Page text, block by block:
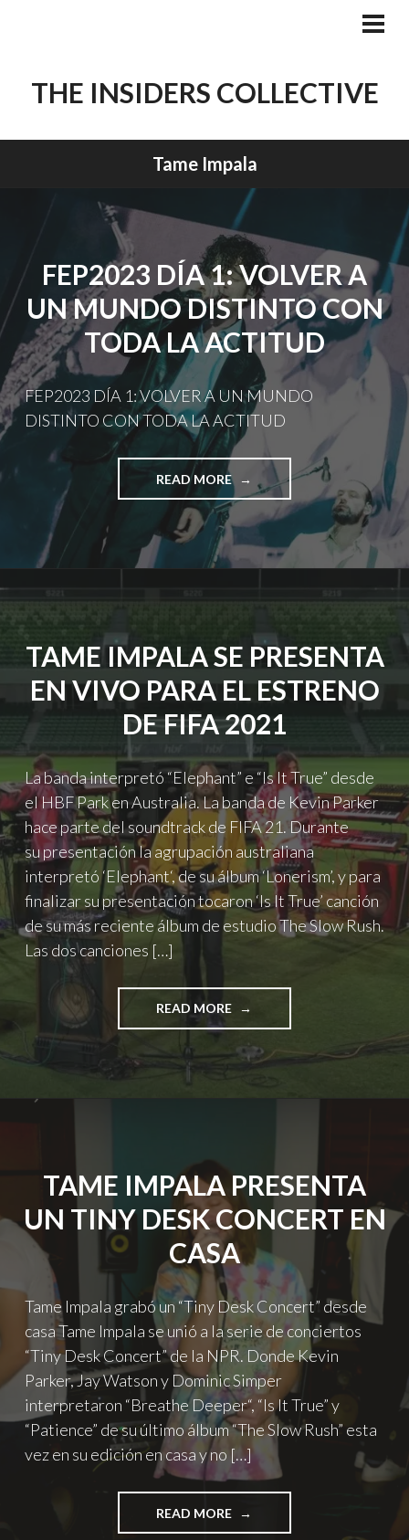
THE INSIDERS COLLECTIVE
Tame Impala
FEP2023 DÍA 1: VOLVER A
UN MUNDO DISTINTO CON
TODA LA ACTITUD
FEP2023 DÍA 1: VOLVER A UN MUNDO
DISTINTO CON TODA LA ACTITUD
READ MORE "FEP2023
DÍA
CON
TODA
LA
ACTITUD"
TAME IMPALA SE PRESENTA
EN VIVO PARA EL ESTRENO
DE FIFA 2021
La banda interpretó “Elephant” e “Is It True” desde
el HBF Park en Australia. La banda de Kevin Parker
hace parte del soundtrack de FIFA 21. Durante
su presentación la agrupación australiana
interpretó ‘Elephant‘, de su álbum ‘Lonerism’, y para
finalizar su presentación tocaron ‘Is It True’ canción
de su más reciente álbum de estudio The Slow Rush.
Las dos canciones […]
READ MORE "TAME
IMPALA
SE
PRESENTA
DE
FIFA
2021"
TAME IMPALA PRESENTA
UN TINY DESK CONCERT EN
CASA
Tame Impala grabó un “Tiny Desk Concert” desde
casa Tame Impala se unió a la serie de conciertos
“Tiny Desk Concert” de la NPR. Donde Kevin
Parker, Jay Watson y Dominic Simper
interpretaron “Breathe Deeper“, “Is It True” y
“Patience” de su último álbum “The Slow Rush” esta
vez en su edición en casa y no […]
READ MORE "TAME
IMPALA